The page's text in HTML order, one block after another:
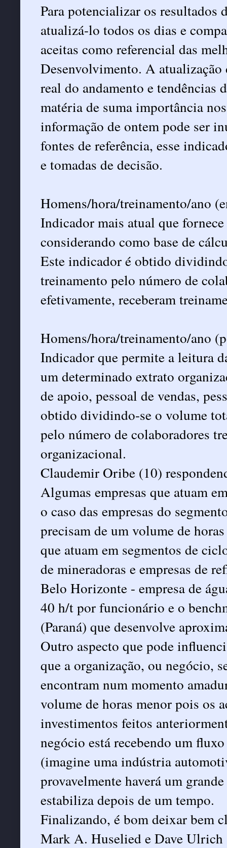
Para potencializar os resultados
atualizá-lo todos os dias e
aceitas como referencial das
Desenvolvimento. A
real do andamento e tendências
matéria de suma importância
informação de ontem pode ser
fontes de referência, esse
e tomadas de decisão.
Homens/hora/treinamento/ano
Indicador mais atual que
considerando como base de
Este indicador é obtido
treinamento pelo número de
efetivamente, receberam
Homens/hora/treinamento/ano
Indicador que permite a leitura
um determinado extrato
de apoio, pessoal de vendas,
obtido dividindo-se o volume
pelo número de colaboradores
organizacional.
Claudemir Oribe (10)
Algumas empresas que atuam
o caso das empresas do
precisam de um volume de
que atuam em segmentos de
de mineradoras e empresas de
Belo Horizonte - empresa de
40 h/t por funcionário e o
(Paraná) que desenvolve
Outro aspecto que pode
que a organização, ou negócio,
encontram num momento
volume de horas menor pois os
investimentos feitos
negócio está recebendo um
(imagine uma indústria
provavelmente haverá um
estabiliza depois de um tempo.
Finalizando, é bom deixar bem
Mark A. Huselied e Dave